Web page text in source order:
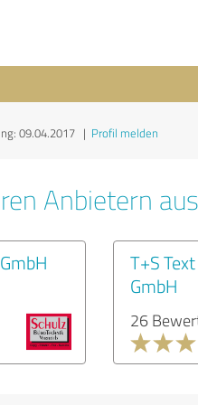
09.04.2017 | Profil melden
Anbietern
T+S
GmbH
26